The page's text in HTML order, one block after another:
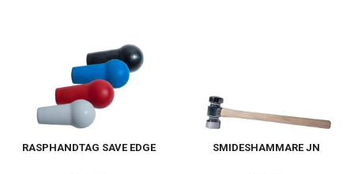
RASPHANDTAG SAVE EDGE SMIDESHAMMARE JN